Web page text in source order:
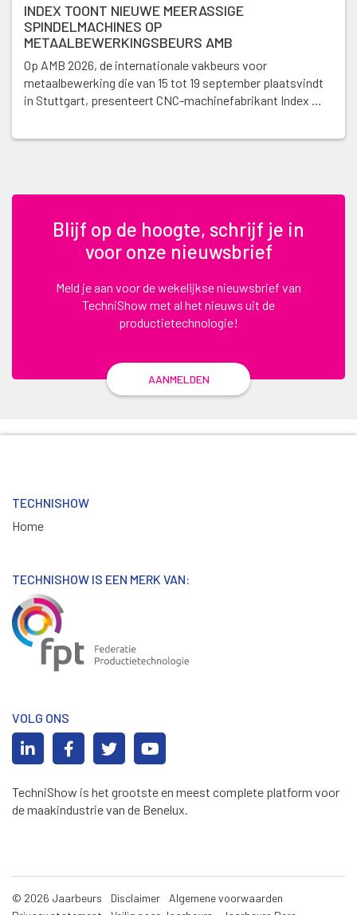
INDEX TOONT NIEUWE MEERASSIGE
SPINDELMACHINES OP
METAALBEWERKINGSBEURS AMB
Op AMB 2026, de internationale vakbeurs voor
metaalbewerking die van 15 tot 19 september plaatsvindt
in Stuttgart, presenteert CNC-machinefabrikant Index …
Blijf op de hoogte, schrijf je in
voor onze nieuwsbrief
Meld je aan voor de wekelijkse nieuwsbrief van
TechniShow met al het nieuws uit de
productietechnologie!
AANMELDEN
TECHNISHOW
Home
TECHNISHOW IS EEN MERK VAN:
VOLG ONS
TechniShow is het grootste en meest complete platform voor
de maakindustrie van de Benelux.
© 2026 Jaarbeurs Disclaimer
Algemene voorwaarden